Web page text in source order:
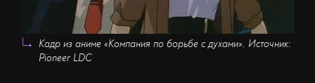
Кадр из аниме «Компания по борьбе с духами». Источник:
Pioneer LDC